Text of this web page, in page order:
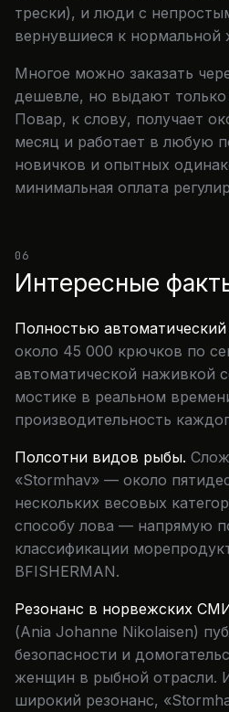
трески), и люди с
вернувшиеся к нормальной
Многое можно заказать
дешевле, но выдают только
Повар, к слову, получает
месяц и работает в любую
новичков и опытных
минимальная оплата
06
Интересные
Полностью автоматический
около 45 000 крючков по
автоматической наживкой
мостике в реальном
производительность
Полсотни видов рыбы.
«Stormhav» — около
нескольких весовых
способу лова — напрямую
классификации
BFISHERMAN.
Резонанс в норвежских
(Ania Johanne Nikolaisen)
безопасности и
женщин в рыбной отрасли.
широкий резонанс,